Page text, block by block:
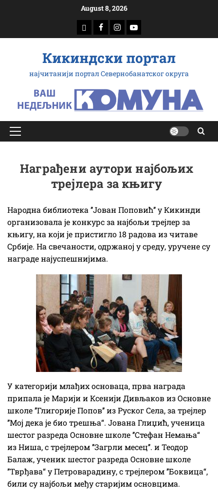
August 8, 2026
доwнлоад
Фацебоок
Инстаграм
Yоутубе
Кикиндски портал
најчитанији портал Севернобанатског округа
Примарy
Награђени аутори најбољих
трејлера за књигу
Народна библиотека ’’Јован Поповић’’ у Кикинди
организовала је конкурс за најбољи трејлер за
књигу, на који је пристигло 18 радова из читаве
Србије. На свечаности, одржаној у среду, уручене су
награде најуспешнијима.
У категорији млађих основаца, прва награда
припала је Марији и Ксенији Дивљаков из Основне
школе ’’Глигорије Попов’’ из Руског Села, за трејлер
’’Мој дека је био трешња“. Јована Глиџић, ученица
шестог разреда Основне школе ’’Стефан Немања“
из Ниша, с трејлером ’’Загрли месец’’. и Теодор
Балаж, ученик шестог разреда Основне школе
’’Тврђава“ у Петроварадину, с трејлером ’’Боквица“,
били су најбољи међу старијим основцима.